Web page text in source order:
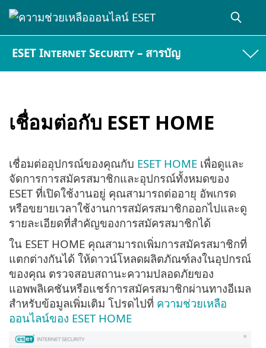
ESET Internet Security – สารบัญ
เชื่อมต่อกับ ESET HOME
เชื่อมต่ออุปกรณ์ของคุณกับ ESET HOME เพื่อดูและ
จัดการการสมัครสมาชิกและอุปกรณ์ทั้งหมดของ
ESET ที่เปิดใช้งานอยู่ คุณสามารถต่ออายุ อัพเกรด
หรือขยายเวลาใช้งานการสมัครสมาชิกออกไปและดู
รายละเอียดที่สำคัญของการสมัครสมาชิกได้
ใน ESET HOME คุณสามารถเพิ่มการสมัครสมาชิกที่
แตกต่างกันได้ ให้ดาวน์โหลดผลิตภัณฑ์ลงในอุปกรณ์
ของคุณ ตรวจสอบสถานะความปลอดภัยของ
แอพพลิเคชันหรือแชร์การสมัครสมาชิกผ่านทางอีเมล
สำหรับข้อมูลเพิ่มเติม โปรดไปที่ ความช่วยเหลือ
ออนไลน์ของ ESET HOME